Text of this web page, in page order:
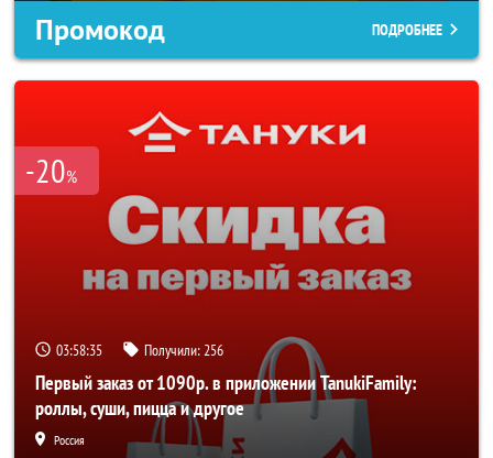
Промокод ПОДРОБНЕЕ
-20%
03:58:34 Получили:256
Первый заказ от 1090р. в приложении TanukiFamily:
роллы, суши, пицца и другое
Россия